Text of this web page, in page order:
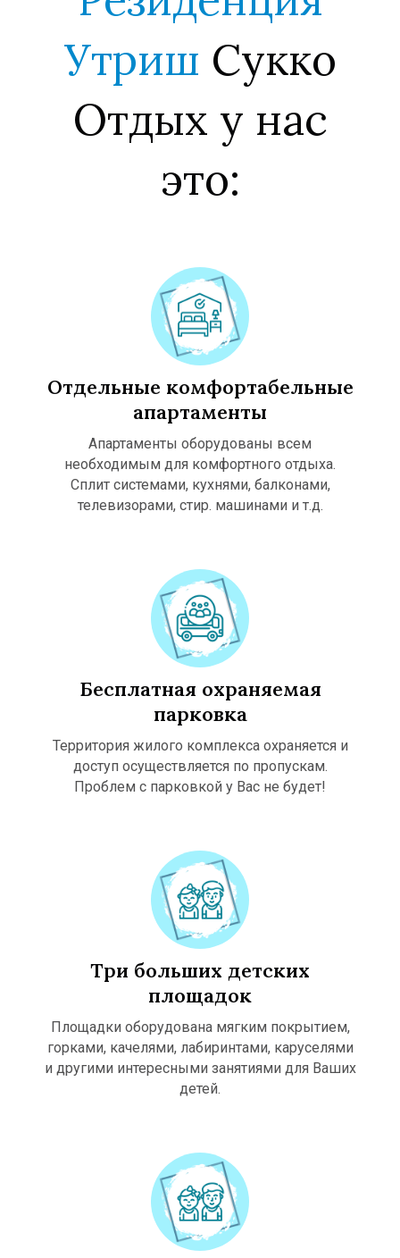
Е
Н
Т
Утриш Сукко
Отдых у нас
это:
Отдельные комфортабельные
апартаменты
Апартаменты оборудованы всем
необходимым для комфортного отдыха.
Сплит системами, кухнями, балконами,
телевизорами, стир. машинами и т.д.
Бесплатная охраняемая
парковка
Территория жилого комплекса охраняется и
доступ осуществляется по пропускам.
Проблем с парковкой у Вас не будет!
Три больших детских
площадок
Площадки оборудована мягким покрытием,
горками, качелями, лабиринтами, каруселями
и другими интересными занятиями для Ваших
детей.
Е
Н
Т
Ы
В
Ы